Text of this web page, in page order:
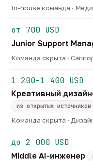
head21
только с зарплатой
Скам-фильтр:без
обещаний
Свежесть:
через 30 дней.
35TG-каналов ·5
In-house команда ·
от 700 USD
Junior Support
Команда скрыта ·
1 200–1 400 USD
Креативный
из открытых источников
Команда скрыта ·
до 2 000 USD
Middle AI-инженер